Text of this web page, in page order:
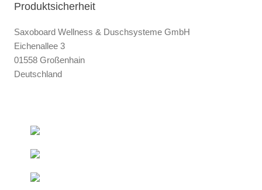
Produktsicherheit
Saxoboard Wellness & Duschsysteme GmbH
Eichenallee 3
01558 Großenhain
Deutschland